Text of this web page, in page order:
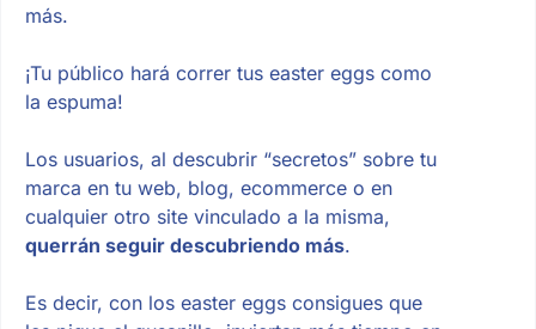
más.
¡Tu público hará correr tus easter eggs como
la espuma!
Los usuarios, al descubrir “secretos” sobre tu
marca en tu web, blog, ecommerce o en
cualquier otro site vinculado a la misma,
querrán seguir descubriendo más.
Es decir, con los easter eggs consigues que